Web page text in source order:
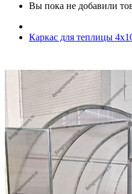
Вы пока не добавили
Каркас для теплицы